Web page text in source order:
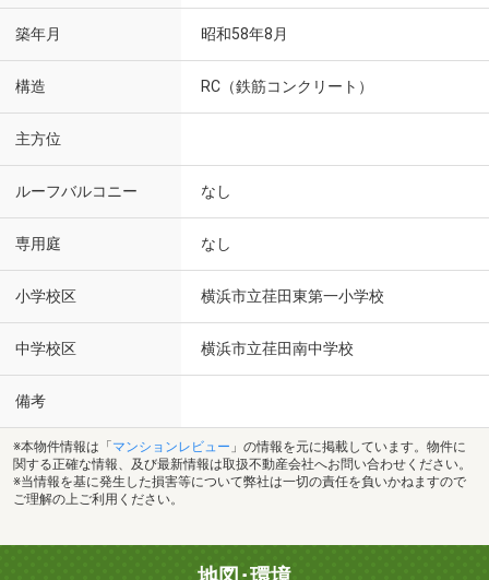
築年月 昭和58年8月
構造 RC（鉄筋コンクリート）
主方位
ルーフバルコニー なし
専用庭 なし
小学校区 横浜市立荏田東第一小学校
中学校区 横浜市立荏田南中学校
備考
※本物件情報は「 マンションレビュー 」の情報を元に掲載しています。物件に
関する正確な情報、及び最新情報は取扱不動産会社へお問い合わせください。
※当情報を基に発生した損害等について弊社は一切の責任を負いかねますので
ご理解の上ご利用ください。